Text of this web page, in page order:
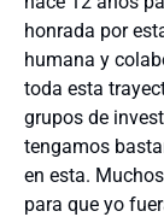
honrada por
humana y
toda esta
grupos de
tengamos
en esta.
para que yo